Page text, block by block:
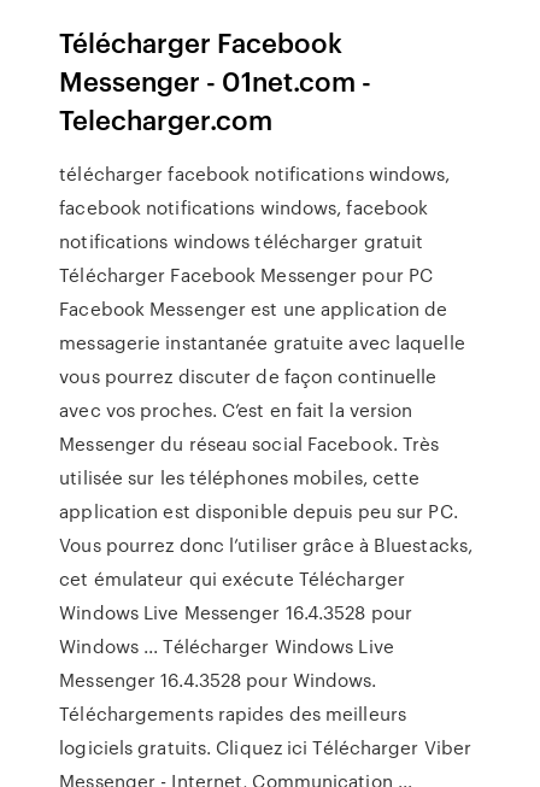
Télécharger Facebook
Messenger - 01net.com -
Telecharger.com
télécharger facebook notifications windows,
facebook notifications windows, facebook
notifications windows télécharger gratuit
Télécharger Facebook Messenger pour PC
Facebook Messenger est une application de
messagerie instantanée gratuite avec laquelle
vous pourrez discuter de façon continuelle
avec vos proches. C’est en fait la version
Messenger du réseau social Facebook. Très
utilisée sur les téléphones mobiles, cette
application est disponible depuis peu sur PC.
Vous pourrez donc l’utiliser grâce à Bluestacks,
cet émulateur qui exécute Télécharger
Windows Live Messenger 16.4.3528 pour
Windows ... Télécharger Windows Live
Messenger 16.4.3528 pour Windows.
Téléchargements rapides des meilleurs
logiciels gratuits. Cliquez ici Télécharger Viber
Messenger - Internet, Communication ...